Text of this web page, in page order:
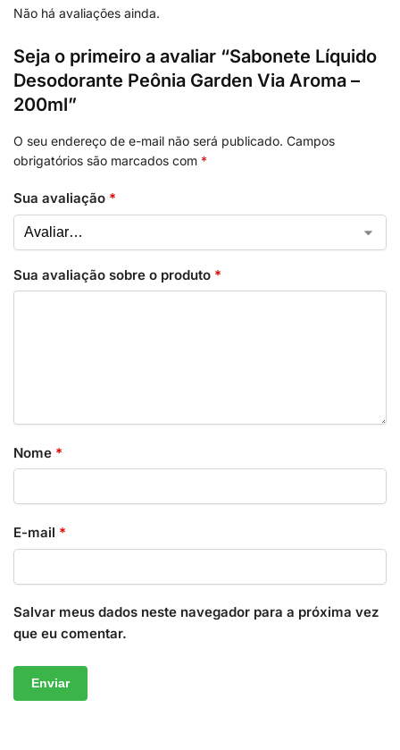
Não há avaliações ainda.
Seja o primeiro a avaliar “Sabonete Líquido
Desodorante Peônia Garden Via Aroma –
200ml”
O seu endereço de e-mail não será publicado. Campos
obrigatórios são marcados com *
Sua avaliação *
Sua avaliação sobre o produto *
Nome *
E-mail *
Salvar meus dados neste navegador para a próxima vez
que eu comentar.